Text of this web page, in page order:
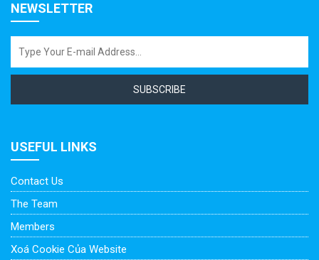
NEWSLETTER
SUBSCRIBE
USEFUL LINKS
Contact Us
The Team
Members
Xoá Cookie Của Website